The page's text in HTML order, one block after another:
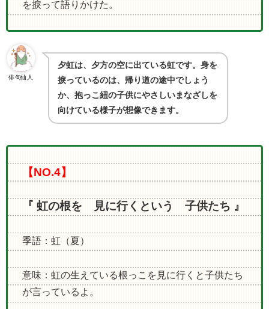
を捩って語りかけた。
俳句仙人
夕虹は、夕方の空に出ている虹です。身を
捩っているのは、帰り道の途中でしょう
か、抱っこ紐の子供にやさしいまなざしを
向けている様子が想像できます。
【NO.4】
『 虹の根を 見に行くという 子供たち 』
季語：虹（夏）
意味：虹の生えている根っこを見に行くと子供たち
が言っているよ。